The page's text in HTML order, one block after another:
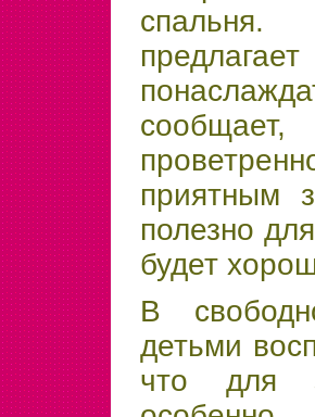
приятным
полезно
будет
В
детьми
что для